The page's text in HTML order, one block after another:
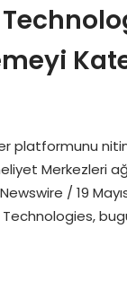
platformunu
Merkezleri
Newswire / 19